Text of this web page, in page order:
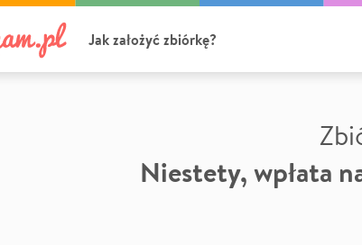
Jak założyć zbiórkę?
Niestety, wpłata